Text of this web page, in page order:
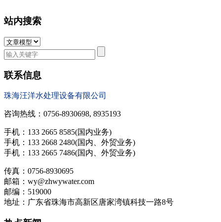
站内搜索
联系信息
珠海汪洋水处理设备有限公司
咨询热线：0756-8930698, 8935193
手机：133 2665 8585(国内业务)
手机：133 2668 2480(国内、外贸业务)
手机：133 2665 7486(国内、外贸业务)
传真：0756-8930695
邮箱：wy@zhwywater.com
邮编：519000
地址：广东省珠海市高新区唐家湾镇科技一路8号